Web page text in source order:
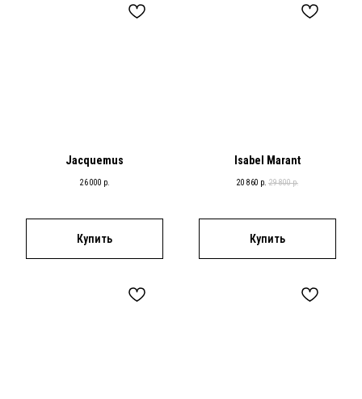
Jacquemus
26 000 р.
Купить
Isabel Marant
20 860 р. 29 800р.
Купить